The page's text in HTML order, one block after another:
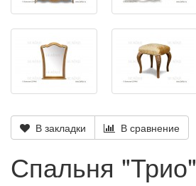
В закладки В сравнение
Спальня "Трио"